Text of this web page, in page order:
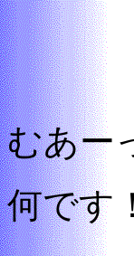
むあー
何です